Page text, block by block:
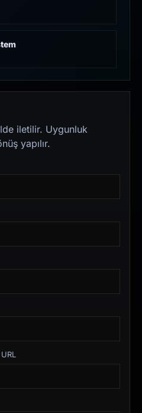
iletilir. Uygunluk
yapılır.